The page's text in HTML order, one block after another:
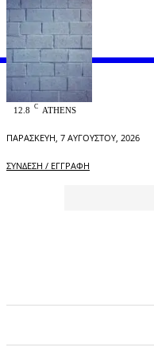
OFFICIAL
12.8 C ATHENS
ΠΑΡΑΣΚΕΥΉ, 7 ΑΥΓΟΎΣΤΟΥ, 2026
ΣΎΝΔΕΣΗ / ΕΓΓΡΑΦΉ